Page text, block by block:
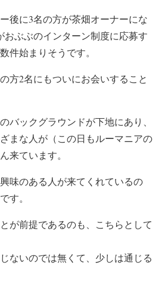
後に3名の方が茶畑オーナーにな
おぶぶのインターン制度に応募す
件始まりそうです。
方2名にもついにお会いすること
バックグラウンドが下地にあり、
まな人が（この日もルーマニアの
来ています。
味のある人が来てくれているの
す。
が前提であるのも、こちらとして
ないのでは無くて、少しは通じる